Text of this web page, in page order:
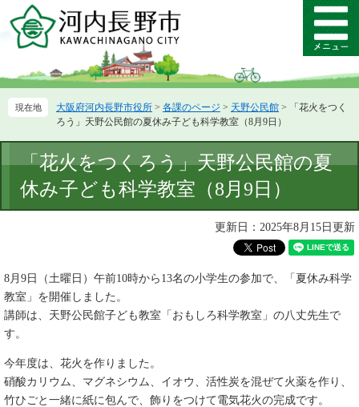
ー
先
ニ
を
て
メ
ニ
ー
大阪府河内長野市役所 > 各課のページ > 天野公民館 >
「花火をつく
ろう」天野公民館の夏休み子ども科学教室（8月9日）
文
「花火をつくろう」天野公民館の夏
休み子ども科学教室（8月9日）
更新日：2025年8月15日更新
8月9日（土曜日）午前10時から13名の小学生の参加で、「夏休み科学
教室」を開催しました。
講師は、天野公民館子ども教室「おもしろ科学教室」の八丈先生で
す。
今年度は、花火を作りました。
硝酸カリウム、マグネシウム、イオウ、活性炭を混ぜて火薬を作り、
竹ひごと一緒に紙に包んで、飾りをつけて電気花火の完成です。